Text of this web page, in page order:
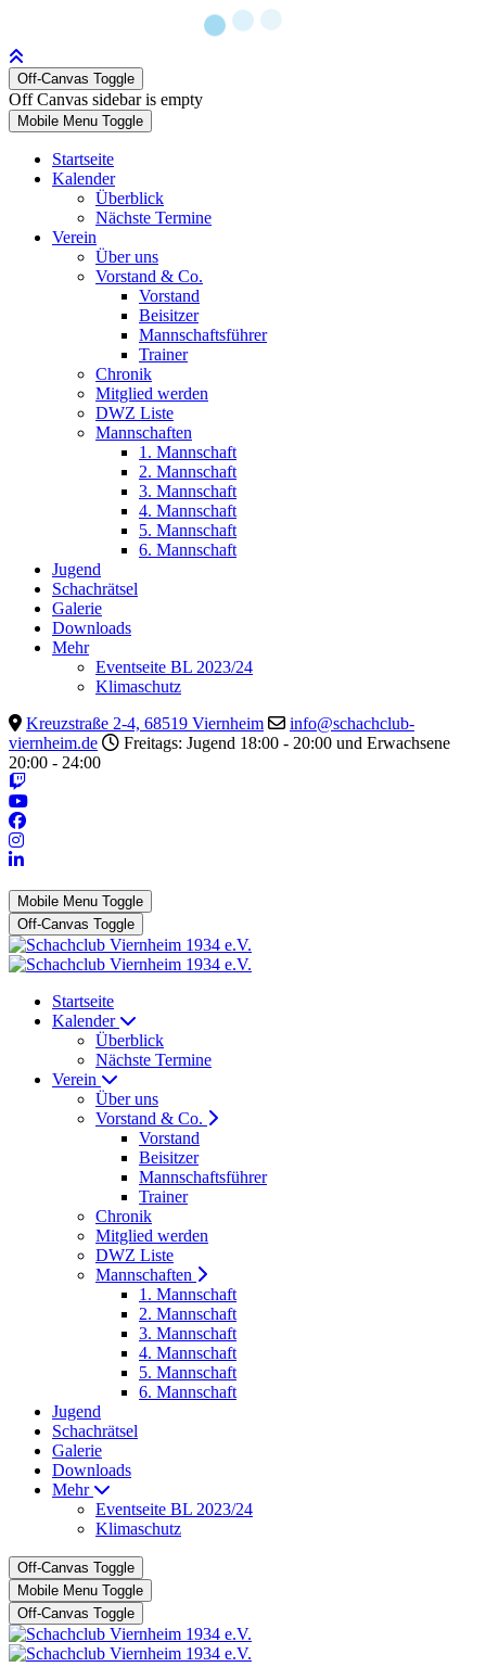
Off-Canvas Toggle
Off Canvas sidebar is empty
Mobile Menu Toggle
Startseite
Kalender
Überblick
Nächste Termine
Verein
Über uns
Vorstand & Co.
Vorstand
Beisitzer
Mannschaftsführer
Trainer
Chronik
Mitglied werden
DWZ Liste
Mannschaften
1. Mannschaft
2. Mannschaft
3. Mannschaft
4. Mannschaft
5. Mannschaft
6. Mannschaft
Jugend
Schachrätsel
Galerie
Downloads
Mehr
Eventseite BL 2023/24
Klimaschutz
Kreuzstraße 2-4, 68519 Viernheim
info@schachclub-
viernheim.de
Freitags: Jugend 18:00 - 20:00 und Erwachsene
20:00 - 24:00
Mobile Menu Toggle
Off-Canvas Toggle
Startseite
Kalender
Überblick
Nächste Termine
Verein
Über uns
Vorstand & Co.
Vorstand
Beisitzer
Mannschaftsführer
Trainer
Chronik
Mitglied werden
DWZ Liste
Mannschaften
1. Mannschaft
2. Mannschaft
3. Mannschaft
4. Mannschaft
5. Mannschaft
6. Mannschaft
Jugend
Schachrätsel
Galerie
Downloads
Mehr
Eventseite BL 2023/24
Klimaschutz
Off-Canvas Toggle
Mobile Menu Toggle
Off-Canvas Toggle